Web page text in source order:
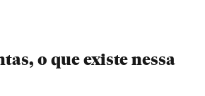
o que existe nessa